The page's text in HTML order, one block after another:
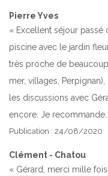
Pierre Yves
« Excellent séjour passé
piscine avec le jardin
très proche de
mer, villages,
les discussions avec
encore. Je
Publication : 24/08/2020
Clément - Chatou
« Gérard, merci mille